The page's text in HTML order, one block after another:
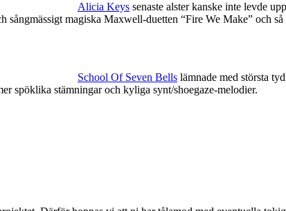
Alicia Keys senaste alster kanske inte levde
sångmässigt magiska Maxwell-duetten “Fire We Make” och
School Of Seven Bells lämnade med största
spöklika stämningar och kyliga synt/shoegaze-melodier.